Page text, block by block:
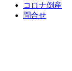
コロナ倒産
問合せ